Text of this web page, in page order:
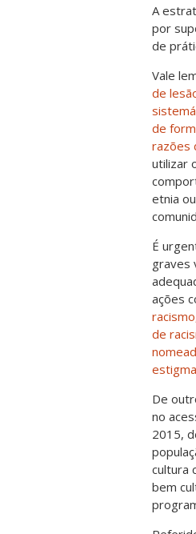
A
por
de
Vale
de
de
razões
utilizar
etnia
É
graves
ações
de
De
no
2015,
cultura
bem